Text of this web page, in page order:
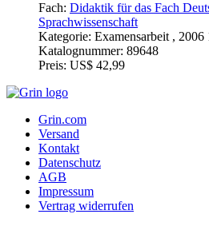
Fach: Didaktik für das Fach
Sprachwissenschaft
Kategorie: Examensarbeit ,
Katalognummer: 89648
Preis: US$ 42,99
Grin.com
Versand
Kontakt
Datenschutz
AGB
Impressum
Vertrag widerrufen